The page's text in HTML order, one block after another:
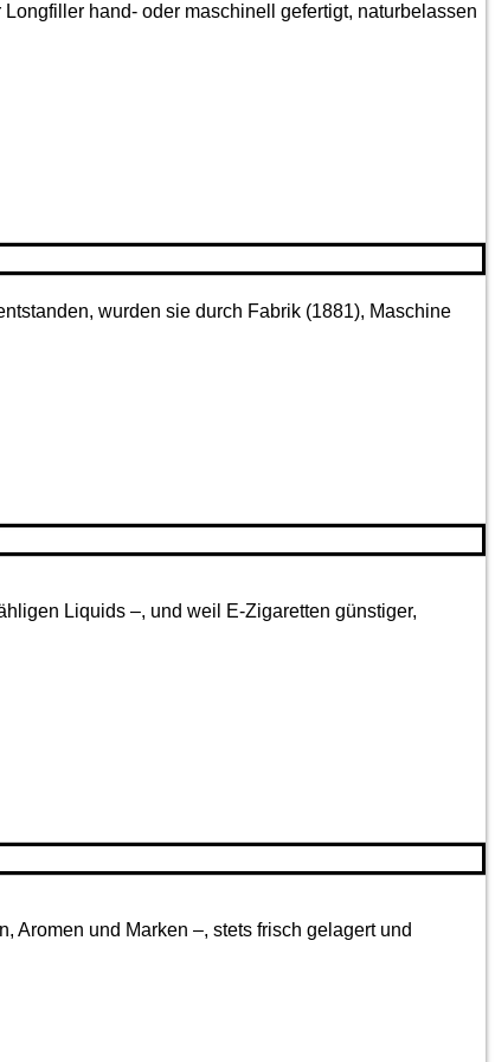
hand- oder maschinell gefertigt, naturbelassen
wurden sie durch Fabrik (1881), Maschine
Liquids –, und weil E-Zigaretten günstiger,
Aromen und Marken –, stets frisch gelagert und